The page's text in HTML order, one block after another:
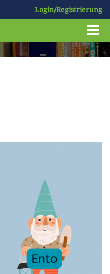
Login/Registrierung